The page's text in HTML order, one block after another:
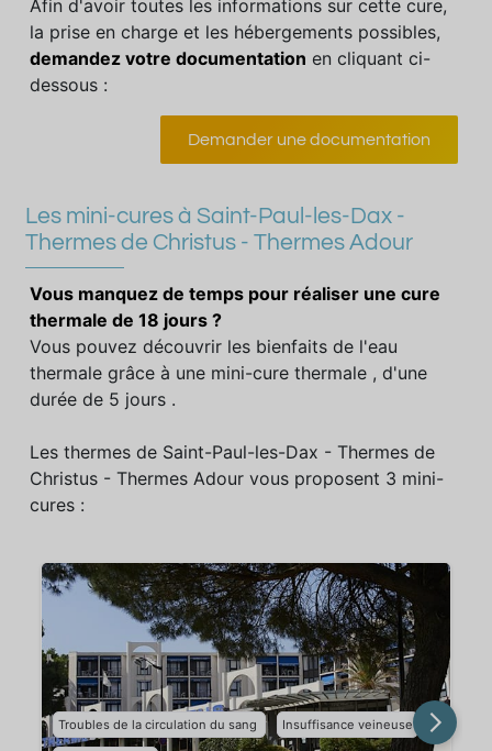
Afin d'avoir toutes les informations sur cette cure,
la prise en charge et les hébergements possibles,
demandez votre documentation en cliquant ci-
dessous :
Demander une documentation
Les mini-cures à Saint-Paul-les-Dax -
Thermes de Christus - Thermes Adour
Vous manquez de temps pour réaliser une cure
thermale de 18 jours ?
Vous pouvez découvrir les bienfaits de l'eau
thermale grâce à une mini-cure thermale , d'une
durée de 5 jours .
Les thermes de Saint-Paul-les-Dax - Thermes de
Christus - Thermes Adour vous proposent 3 mini-
cures :
Troubles de la circulation du sang Insuffisance veineuse